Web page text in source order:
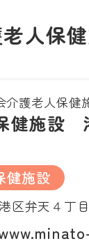
人保
介護老人保健
健施設
健施設
区弁天４丁